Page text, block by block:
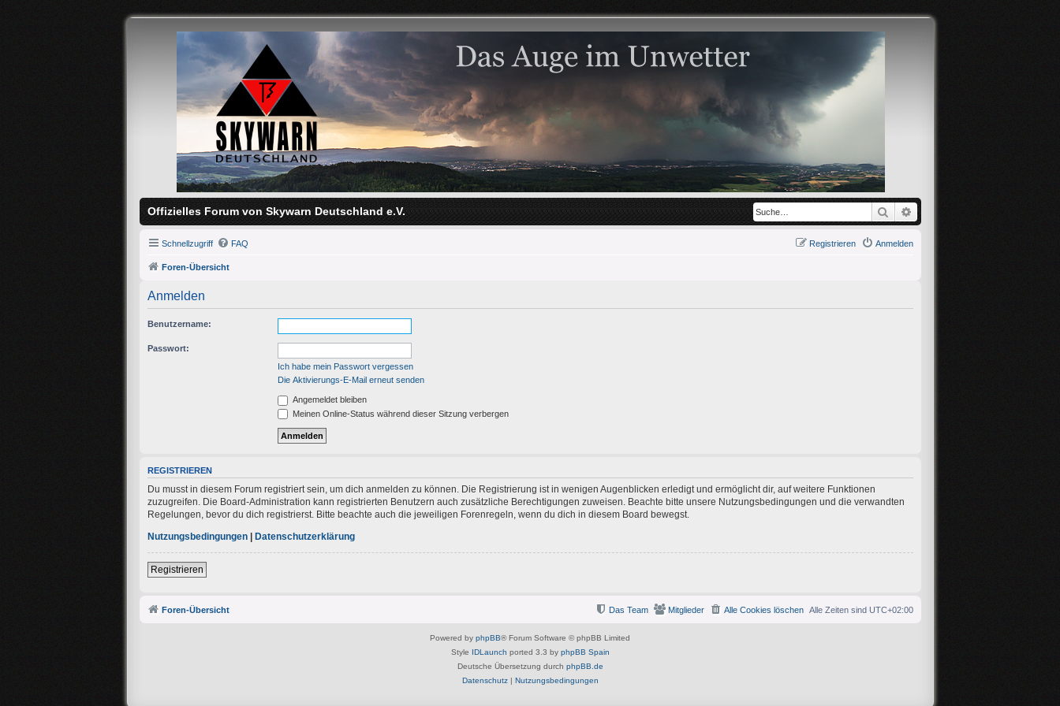
Offizielles Forum von Skywarn Deutschland e.V. Suche
Schnellzugriff FAQ Anmelden
Registrieren
Foren-Übersicht
Anmelden
Benutzername:
Passwort:
Ich habe mein Passwort vergessen
Die Aktivierungs-E-Mail erneut senden
Angemeldet bleiben
Meinen Online-Status während dieser Sitzung verbergen
REGISTRIEREN
Du musst in diesem Forum registriert sein, um dich anmelden zu können. Die Registrierung ist in wenigen Augenblicken erledigt und ermöglicht dir, auf weitere Funktionen
zuzugreifen. Die Board-Administration kann registrierten Benutzern auch zusätzliche Berechtigungen zuweisen. Beachte bitte unsere Nutzungsbedingungen und die verwandten
Regelungen, bevor du dich registrierst. Bitte beachte auch die jeweiligen Forenregeln, wenn du dich in diesem Board bewegst.
Nutzungsbedingungen| Datenschutzerklärung
Registrieren
Foren-Übersicht Alle Zeiten sind UTC+02:00
Alle Cookies löschen
Mitglieder
Das Team
Powered by phpBB® Forum Software © phpBB Limited
Style IDLaunch ported 3.3 by phpBB Spain
Deutsche Übersetzung durch phpBB.de
Datenschutz| Nutzungsbedingungen